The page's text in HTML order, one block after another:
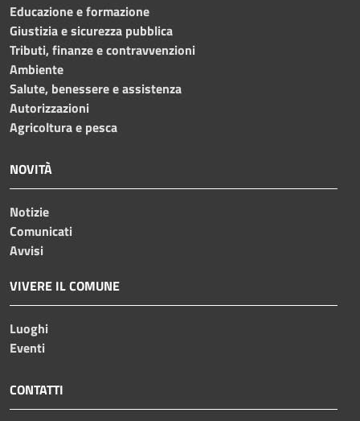
Educazione e formazione
Giustizia e sicurezza pubblica
Tributi, finanze e contravvenzioni
Ambiente
Salute, benessere e assistenza
Autorizzazioni
Agricoltura e pesca
NOVITÀ
Notizie
Comunicati
Avvisi
VIVERE IL COMUNE
Luoghi
Eventi
CONTATTI